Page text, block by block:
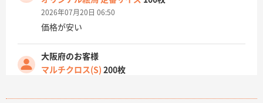
2026年07月20日 06:50
価格が安い
大阪府のお客様
マルチクロス(S) 200枚
原稿データ流用が可能で価格が妥当なこと